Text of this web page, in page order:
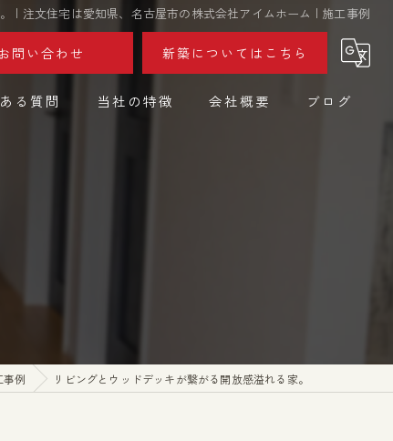
| 注文住宅は愛知県、名古屋市の株式会社アイムホーム | 施工事例
お問い合わせ 新築についてはこちら
る質問 当社の特徴 会社概要 ブログ
事例 リビングとウッドデッキが繋がる開放感溢れる家。